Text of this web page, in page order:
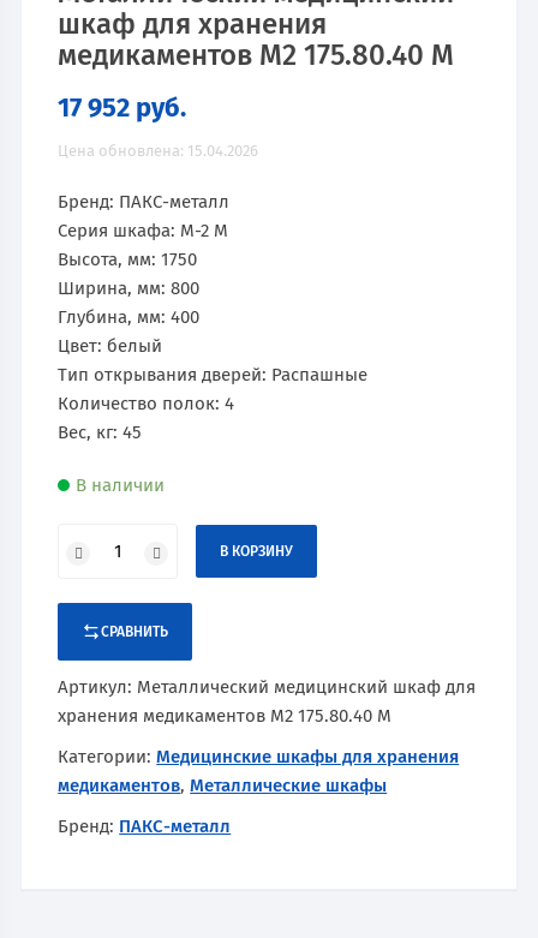
шкаф для хранения
медикаментов М2 175.80.40 М
17 952 руб.
Цена обновлена: 15.04.2026
Бренд: ПАКС-металл
Серия шкафа: М-2 М
Высота, мм: 1750
Ширина, мм: 800
Глубина, мм: 400
Цвет: белый
Тип открывания дверей: Распашные
Количество полок: 4
Вес, кг: 45
В наличии
В КОРЗИНУ
СРАВНИТЬ
Артикул: Металлический медицинский шкаф для
хранения медикаментов М2 175.80.40 М
Категории:Медицинские шкафы для хранения
медикаментов,Металлические шкафы
Бренд: ПАКС-металл